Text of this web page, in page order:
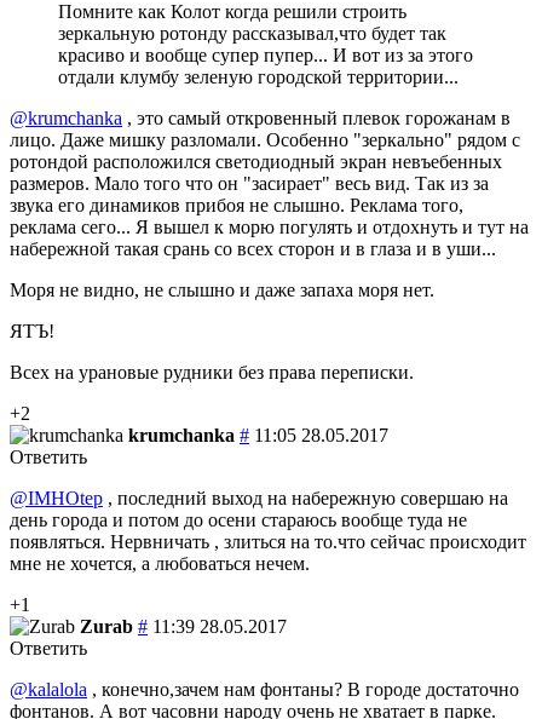
Помните как Колот когда решили строить
зеркальную ротонду рассказывал,что будет так
красиво и вообще супер пупер... И вот из за этого
отдали клумбу зеленую городской территории...
@krumchanka , это самый откровенный плевок горожанам в
лицо. Даже мишку разломали. Особенно "зеркально" рядом с
ротондой расположился светодиодный экран невъебенных
размеров. Мало того что он "засирает" весь вид. Так из за
звука его динамиков прибоя не слышно. Реклама того,
реклама сего... Я вышел к морю погулять и отдохнуть и тут на
набережной такая срань со всех сторон и в глаза и в уши...
Моря не видно, не слышно и даже запаха моря нет.
ЯТЪ!
Всех на урановые рудники без права переписки.
+2
krumchanka # 11:05 28.05.2017
Ответить
@IMHOtep , последний выход на набережную совершаю на
день города и потом до осени стараюсь вообще туда не
появляться. Нервничать , злиться на то.что сейчас происходит
мне не хочется, а любоваться нечем.
+1
Zurab # 11:39 28.05.2017
Ответить
@kalalola , конечно,зачем нам фонтаны? В городе достаточно
фонтанов. А вот часовни народу очень не хватает в парке.